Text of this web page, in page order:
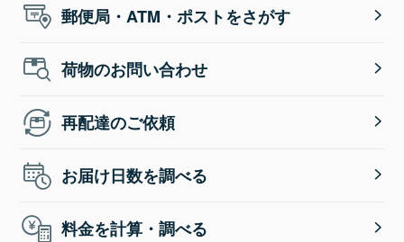
郵便局・ATM・ポストをさがす
荷物のお問い合わせ
再配達のご依頼
お届け日数を調べる
料金を計算・調べる